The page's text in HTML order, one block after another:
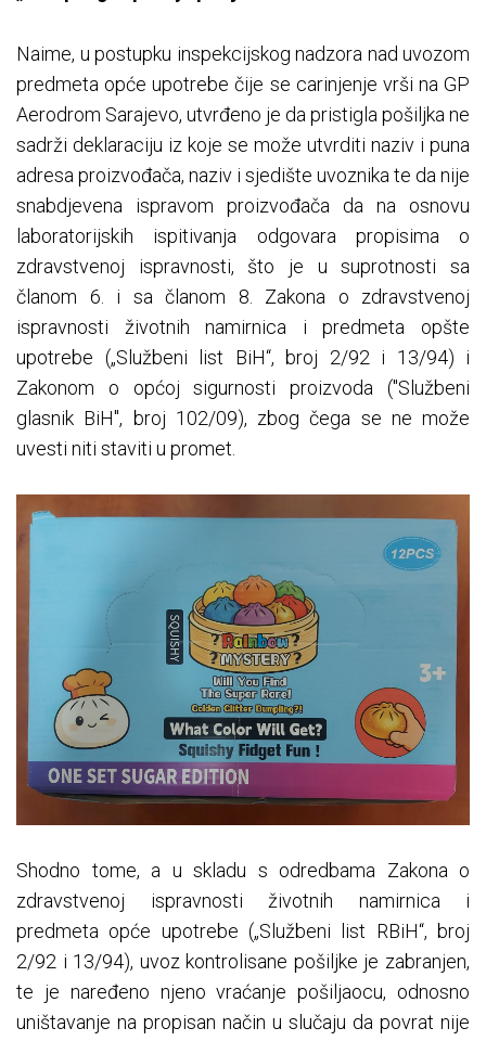
Naime, u postupku inspekcijskog nadzora nad uvozom
predmeta opće upotrebe čije se carinjenje vrši na GP
Aerodrom Sarajevo, utvrđeno je da pristigla pošiljka ne
sadrži deklaraciju iz koje se može utvrditi naziv i puna
adresa proizvođača, naziv i sjedište uvoznika te da nije
snabdjevena ispravom proizvođača da na osnovu
laboratorijskih ispitivanja odgovara propisima o
zdravstvenoj ispravnosti, što je u suprotnosti sa
članom 6. i sa članom 8. Zakona o zdravstvenoj
ispravnosti životnih namirnica i predmeta opšte
upotrebe („Službeni list BiH“, broj 2/92 i 13/94) i
Zakonom o općoj sigurnosti proizvoda ("Službeni
glasnik BiH", broj 102/09), zbog čega se ne može
uvesti niti staviti u promet.
Shodno tome, a u skladu s odredbama Zakona o
zdravstvenoj ispravnosti životnih namirnica i
predmeta opće upotrebe („Službeni list RBiH“, broj
2/92 i 13/94), uvoz kontrolisane pošiljke je zabranjen,
te je naređeno njeno vraćanje pošiljaocu, odnosno
uništavanje na propisan način u slučaju da povrat nije